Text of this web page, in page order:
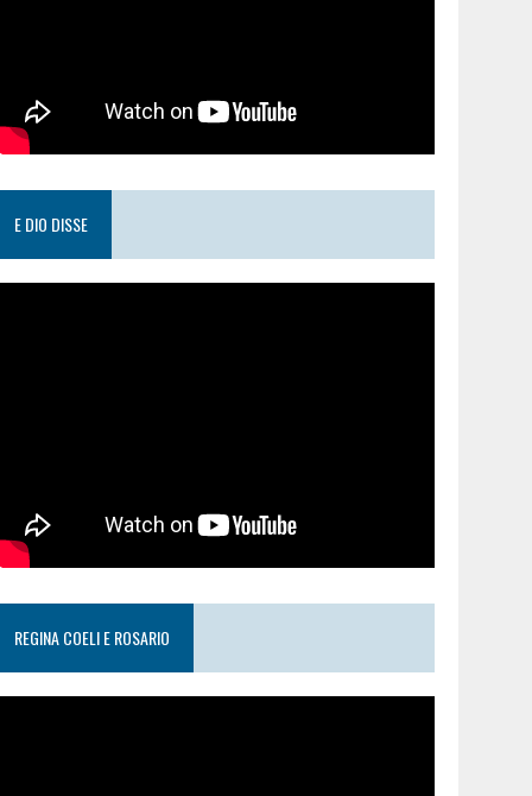
E DIO DISSE
REGINA COELI E ROSARIO